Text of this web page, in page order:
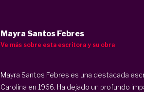
Mayra Santos Febres
Ve más sobre esta escritora y su obra
Mayra Santos Febres es una destacada
Carolina en 1966. Ha dejado un profundo